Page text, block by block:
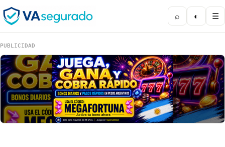
⌕ ◐ ☰
PUBLICIDAD